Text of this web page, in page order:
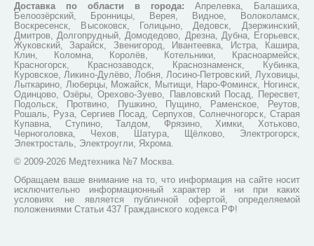
Доставка по области в города: Апрелевка, Балашиха,
Белоозёрский, Бронницы, Верея, Видное, Волоколамск,
Воскресенск, Высоковск, Голицыно, Дедовск, Дзержинский,
Дмитров, Долгопрудный, Домодедово, Дрезна, Дубна, Егорьевск,
Жуковский, Зарайск, Звенигород, Ивантеевка, Истра, Кашира,
Клин, Коломна, Королёв, Котельники, Красноармейск,
Красногорск, Краснозаводск, Краснознаменск, Кубинка,
Куровское, Ликино-Дулёво, Лобня, Лосино-Петровский, Луховицы,
Лыткарино, Люберцы, Можайск, Мытищи, Наро-Фоминск, Ногинск,
Одинцово, Озёры, Орехово-Зуево, Павловский Посад, Пересвет,
Подольск, Протвино, Пушкино, Пущино, Раменское, Реутов,
Рошаль, Руза, Сергиев Посад, Серпухов, Солнечногорск, Старая
Купавна, Ступино, Талдом, Фрязино, Химки, Хотьково,
Черноголовка, Чехов, Шатура, Щёлково, Электрогорск,
Электросталь, Электроугли, Яхрома.
© 2009-2026 Медтехника №7 Москва.
Обращаем ваше внимание на то, что информация на сайте носит
исключительно информационный характер и ни при каких
условиях не является публичной офертой, определяемой
положениями Статьи 437 Гражданского кодекса РФ!